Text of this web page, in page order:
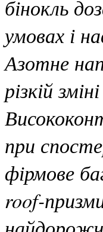
бінокль
умовах і
Азотне
різкій
при
фірмове
roof-